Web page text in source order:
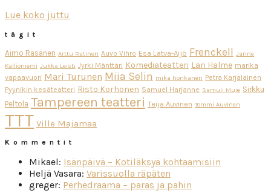
Lue koko juttu
tägit
Aimo Räsänen Arttu Ratinen Auvo Vihro Esa Latva-Äijö Frenckell Janne
Kallioniemi Jukka Leisti Jyrki Mänttäri Komediateatteri Lari Halme marika
vapaavuori Mari Turunen Miia Selin mika honkanen Petra Karjalainen
Pyynikin kesäteatteri Risto Korhonen Samuel Harjanne Samuli Muje Sirkku
Peltola Tampereen teatteri Teija Auvinen Tommi Auvinen
TTT Ville Majamaa
Kommentit
Mikael: Isänpäivä – Kotiläksyä kohtaamisiin
Heljä Vasara: Varissuolla räpäten
greger: Perhedraama – paras ja pahin